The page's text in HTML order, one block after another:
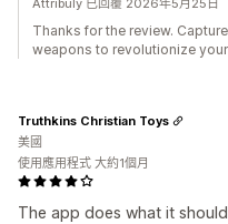
Attribuly 已回覆 2026年5月25日
Thanks for the review.
weapons to revolutionize
The app does what it
Truthkins Christian Toys
美國
使用應用程式 大約1個月